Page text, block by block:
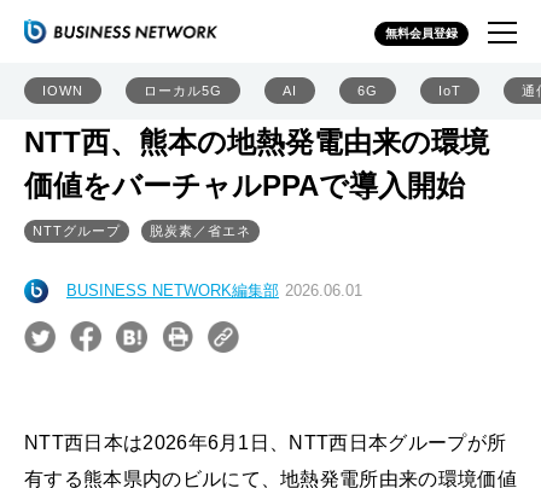
無料会員登録
IOWN ローカル5G AI 6G IoT 通
NTT西、熊本の地熱発電由来の環境
価値をバーチャルPPAで導入開始
NTTグループ 脱炭素／省エネ
BUSINESS NETWORK編集部 2026.06.01
NTT西日本は2026年6月1日、NTT西日本グループが所
有する熊本県内のビルにて、地熱発電所由来の環境価値